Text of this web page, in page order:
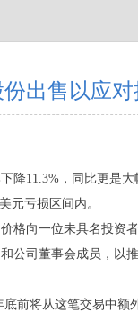
出售以应
降11.3%，同比更是大
元亏损区间内。
格向一位未具名投资
公司董事会成员，以
前将从这笔交易中额